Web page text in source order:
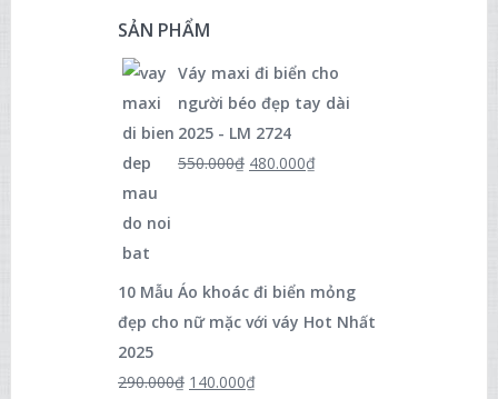
SẢN PHẨM
Váy maxi đi biển cho
người béo đẹp tay dài
2025 - LM 2724
550.000₫ 480.000₫
10 Mẫu Áo khoác đi biển mỏng
đẹp cho nữ mặc với váy Hot Nhất
2025
290.000₫ 140.000₫